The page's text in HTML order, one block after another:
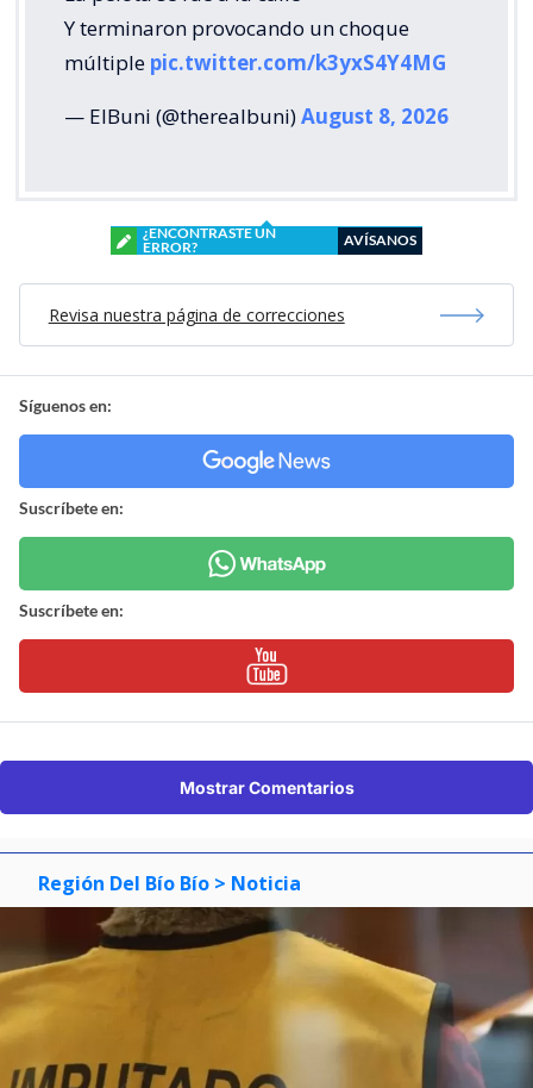
Y terminaron provocando un choque
múltiple pic.twitter.com/k3yxS4Y4MG
— ElBuni (@therealbuni)August 8, 2026
¿ENCONTRASTE UN
ERROR?
AVÍSANOS
Revisa nuestra página de correcciones
Síguenos en:
Suscríbete en:
Suscríbete en:
Mostrar Comentarios
Región Del Bío Bío > Noticia